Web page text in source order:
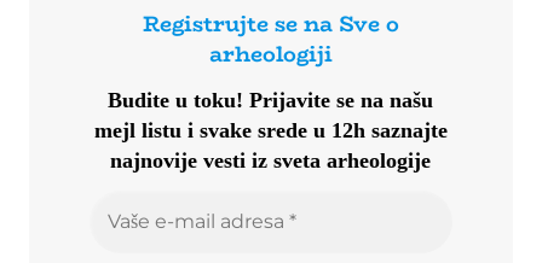
Registrujte se na Sve o
arheologiji
Budite u toku!Prijavite se na našu
mejl listu i svake srede u 12h saznajte
najnovije vesti iz sveta arheologije